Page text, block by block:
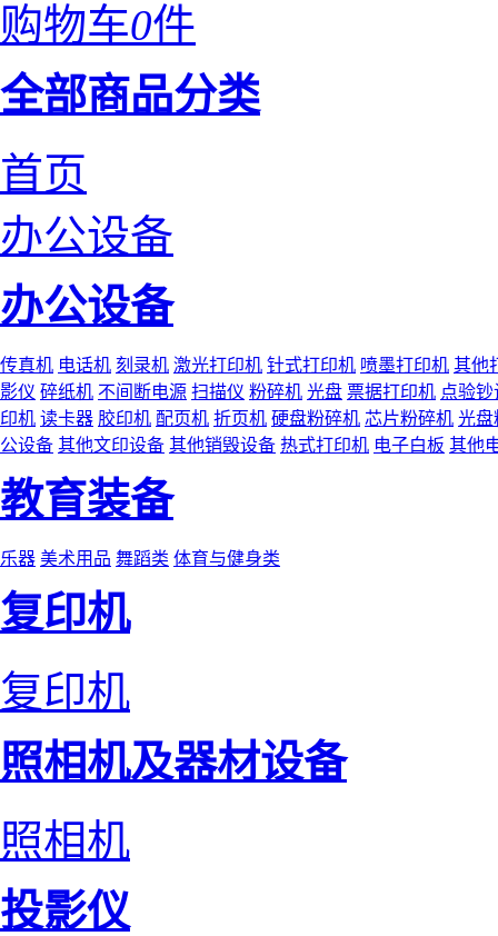
购物车0件
全部商品分类
首页
办公设备
办公设备
传真机 电话机 刻录机 激光打印机 针式打印机 喷墨打印机 其他
影仪 碎纸机 不间断电源 扫描仪 粉碎机 光盘 票据打印机 点验钞
印机 读卡器 胶印机 配页机 折页机 硬盘粉碎机 芯片粉碎机 光盘
公设备 其他文印设备 其他销毁设备 热式打印机 电子白板 其他
教育装备
乐器 美术用品 舞蹈类 体育与健身类
复印机
复印机
照相机及器材设备
照相机
投影仪